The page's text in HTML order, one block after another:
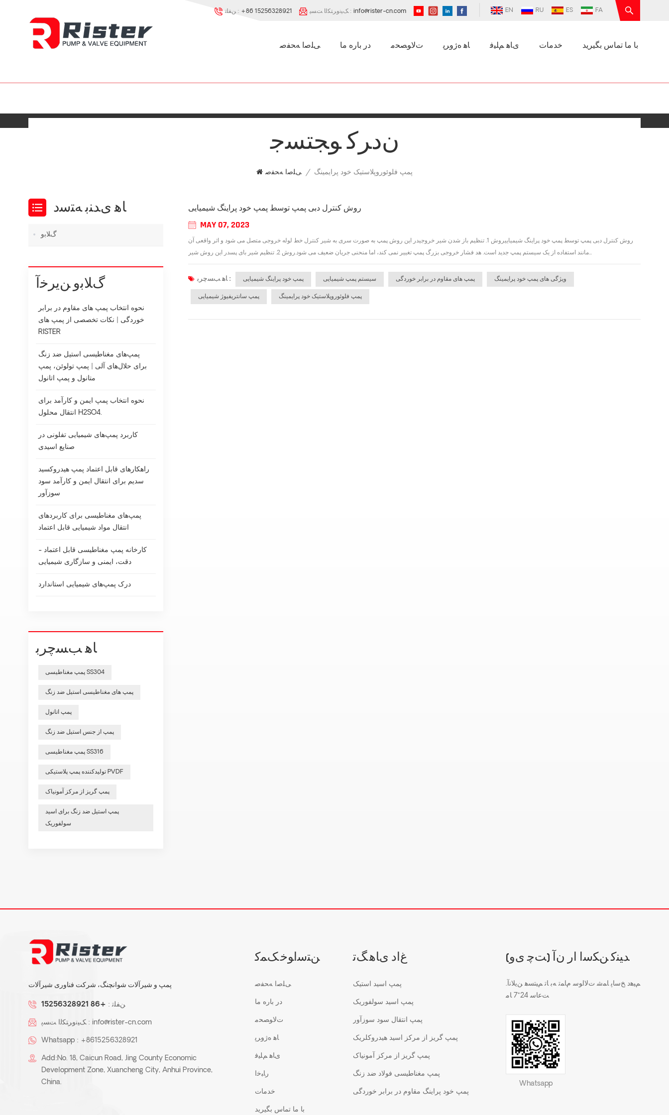
EN RU ES FA ﻦﻔﻠﺗ : +86 15256328921 ﮏﯿﻧﻭﺮﺘﮑﻟﺍ ﺖﺴﭘ : info@rister-cn.com
ﯽﻠﺻﺍ ﻪﺤﻔﺻ در باره ما ﺕﻻ ﻮﺼﺤﻣ ﺎﻫ ﻩﮊﻭﺮﭘ ﯼﺎﻫ ﻢﻠﯿﻓ خدمات با ما تماس بگیرید
ﻥﺩﺮﮐ ﻮﺠﺘﺴﺟ
ﯽﻠﺻﺍ ﻪﺤﻔﺻ / پمپ فلوئوروپلاستیک خود پرایمینگ
روش کنترل دبی پمپ توسط پمپ خود پراینگ شیمیایی
MAY 07, 2023
روش کنترل دبی پمپ توسط پمپ خود پراینگ شیمیاییروش 1. تنظیم باز شدن شیر خروجیدر این روش پمپ به صورت سری به شیر کنترل خط لوله خروجی متصل می شود و اثر واقعی آن
مانند استفاده از یک سیستم پمپ جدید است. هد فشار خروجی بزرگ پمپ تغییر نمی کند، اما منحنی جریان ضعیف می شود.روش 2. تنظیم شیر بای پسدر این روش شیر...
ﺎﻫ ﺐﺴﭼﺮﺑ : پمپ خود پراینگ شیمیایی سیستم پمپ شیمیایی پمپ های مقاوم در برابر خوردگی ویژگی های پمپ خود پرایمینگ
پمپ سانتریفیوژ شیمیایی پمپ فلوئوروپلاستیک خود پرایمینگ
ﺎﻫ ﯼﺪﻨﺑ ﻪﺘﺳﺩ
ﮒﻼ ﺑﻭ
ﮒﻼ ﺑﻭ ﻦﯾﺮﺧﺁ
نحوه انتخاب پمپ های مقاوم در برابر
خوردگی | نکات تخصصی از پمپ های
RISTER
پمپ‌های مغناطیسی استیل ضد زنگ
برای حلال‌های آلی | پمپ تولوئن، پمپ
متانول و پمپ اتانول
نحوه انتخاب پمپ ایمن و کارآمد برای
انتقال محلول H2SO4.
کاربرد پمپ‌های شیمیایی تفلونی در
صنایع اسیدی
راهکارهای قابل اعتماد پمپ هیدروکسید
سدیم برای انتقال ایمن و کارآمد سود
سوزآور
پمپ‌های مغناطیسی برای کاربردهای
انتقال مواد شیمیایی قابل اعتماد
کارخانه پمپ مغناطیسی قابل اعتماد -
دقت، ایمنی و سازگاری شیمیایی
درک پمپ‌های شیمیایی استاندارد
ﺎﻫ ﺐﺴﭼﺮﺑ
پمپ مغناطیسی SS304
پمپ های مغناطیسی استیل ضد زنگ
پمپ اتانول
پمپ از جنس استیل ضد زنگ
پمپ مغناطیسی SS316
تولیدکننده پمپ پلاستیکی PVDF
پمپ گریز از مرکز آمونیاک
پمپ استیل ضد زنگ برای اسید
سولفوریک
پمپ و شیرآلات شوانچنگ، شرکت فناوری شیرآلات
ﻦﻔﻠﺗ : +86 15256328921
ﮏﯿﻧﻭﺮﺘﮑﻟﺍ ﺖﺴﭘ : info@rister-cn.com
Whatsapp : +8615256328921
Add:No. 18, Caicun Road, Jing County Economic
Development Zone, Xuancheng City, Anhui Province,
China.
ﻦﺘﺳﺍﻮﺧ ﮏﻤﮐ
ﯽﻠﺻﺍ ﻪﺤﻔﺻ
در باره ما
ﺕﻻ ﻮﺼﺤﻣ
ﺎﻫ ﻩﮊﻭﺮﭘ
ﯼﺎﻫ ﻢﻠﯿﻓ
ﺭﺎﺒﺧﺍ
خدمات
با ما تماس بگیرید
ﻍﺍﺩ ﯼﺎﻫ ﮓﺗ
پمپ اسید استیک
پمپ اسید سولفوریک
پمپ انتقال سود سوزآور
پمپ گریز از مرکز اسید هیدروکلریک
پمپ گریز از مرکز آمونیاک
پمپ مغناطیسی فولاد ضد زنگ
پمپ خود پراینگ مقاوم در برابر خوردگی
(ﺖﭼ ﯼﻭ) ﺪﯿﻨﮐ ﻦﮑﺳﺍ ﺍﺭ ﻥﺁ
.ﻢﯿﻫﺩ ﺦﺳﺎﭘ ﺎﻤﺷ ﺕﻻ ﺍﻮﺳ ﻡﺎﻤﺗ ﻪﺑ ﺎﺗ ﻢﯿﺘﺴﻫ ﻦﯾﻼ ﻧﺁ
ﺖﻋﺎﺳ 24*7 ﺎﻣ
Whatsapp